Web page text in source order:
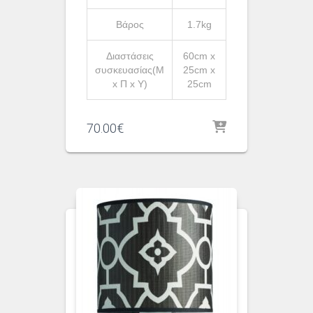
Βάρος 1.7kg
Διαστάσεις
συσκευασίας(Μ
x Π x Υ)
60cm x
25cm x
25cm
70.00€